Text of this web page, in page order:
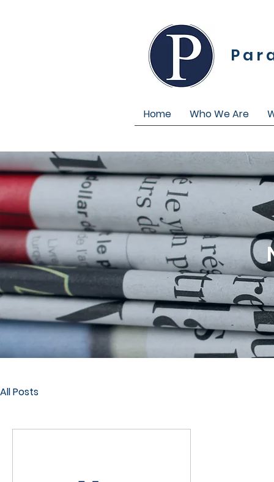
Home Who We Are
All Posts